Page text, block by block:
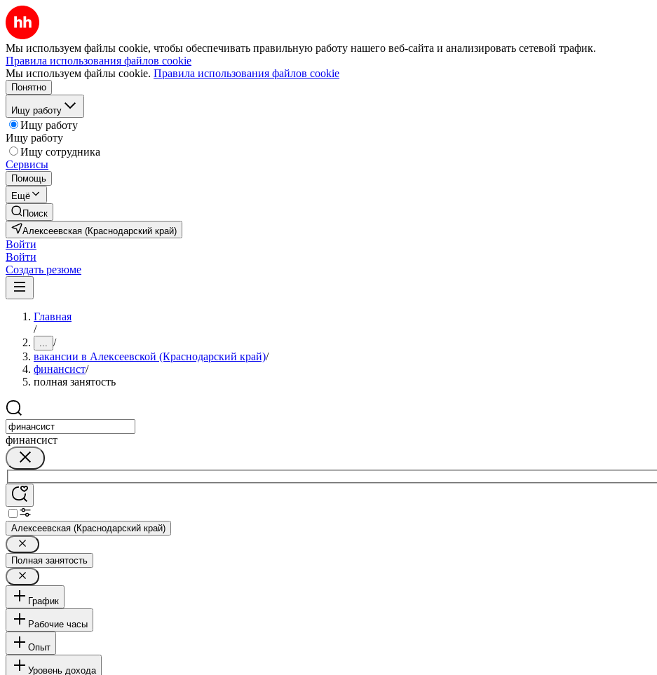
Мы используем файлы cookie, чтобы обеспечивать правильную работу нашего веб-сайта и анализировать сетевой трафик.
Правила использования файлов cookie
Мы используем файлы cookie. Правила использования файлов cookie
Понятно
Ищу работу
Ищу работу
Ищу работу
Ищу сотрудника
Сервисы
Помощь
Ещё
Поиск
Алексеевская (Краснодарский край)
Войти
Войти
Создать резюме
Главная
/
... /
вакансии в Алексеевской (Краснодарский край)/
финансист/
полная занятость
финансист
Алексеевская (Краснодарский край)
Полная занятость
График
Рабочие часы
Опыт
Уровень дохода